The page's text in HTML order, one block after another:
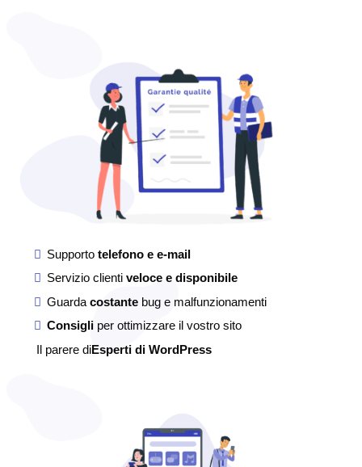
Supportotelefono e e-mail
Servizio clienti veloce e disponibile
Guarda costantebug e malfunzionamenti
Consigliper ottimizzare il vostro sito
Il parere diEsperti di WordPress